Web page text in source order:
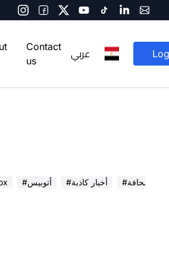
Contact
us
عربي
#أتوبيس #أخبار كاذبة في الصحافة